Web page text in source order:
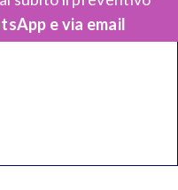
e via email